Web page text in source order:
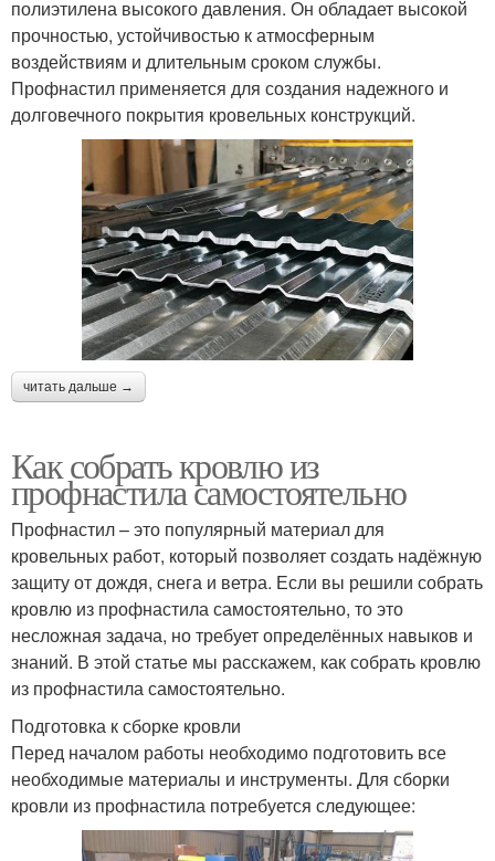
полиэтилена высокого давления. Он обладает высокой
прочностью, устойчивостью к атмосферным
воздействиям и длительным сроком службы.
Профнастил применяется для создания надежного и
долговечного покрытия кровельных конструкций.
читать дальше →
Как собрать кровлю из
профнастила самостоятельно
Профнастил – это популярный материал для
кровельных работ, который позволяет создать надёжную
защиту от дождя, снега и ветра. Если вы решили собрать
кровлю из профнастила самостоятельно, то это
несложная задача, но требует определённых навыков и
знаний. В этой статье мы расскажем, как собрать кровлю
из профнастила самостоятельно.
Подготовка к сборке кровли
Перед началом работы необходимо подготовить все
необходимые материалы и инструменты. Для сборки
кровли из профнастила потребуется следующее: